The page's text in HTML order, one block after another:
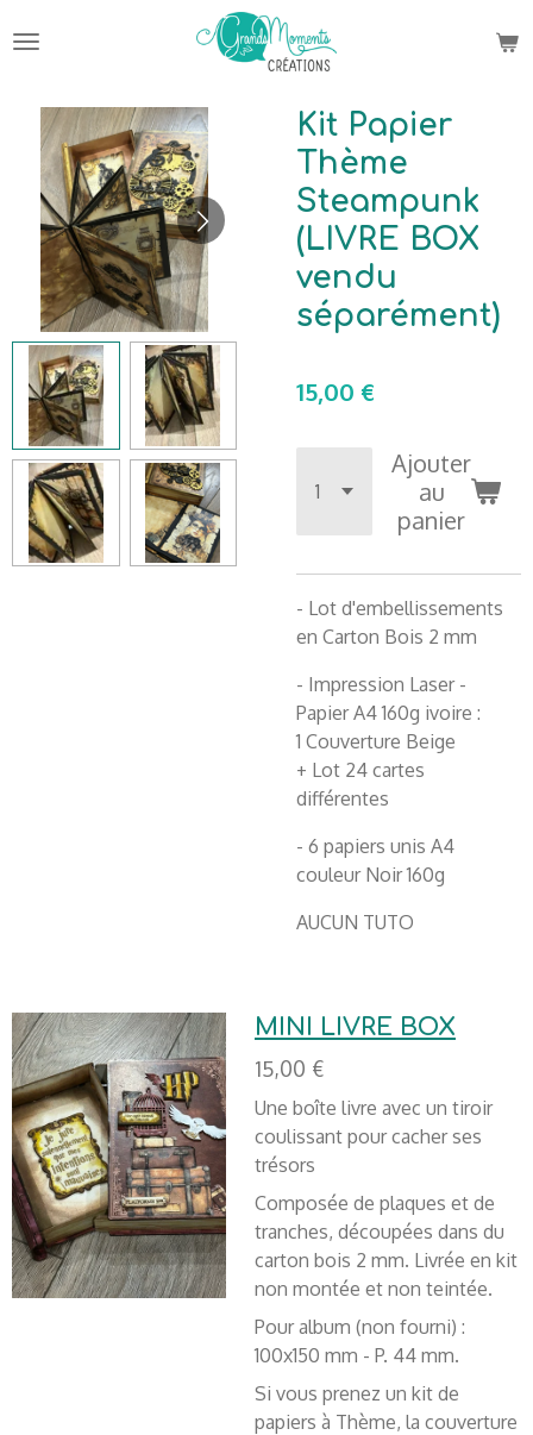
au
principal
Kit Papier
Thème
Steampunk
(LIVRE BOX
vendu
séparément)
15,00 €
Ajouter
au
panier
- Lot d'embellissements
en Carton Bois 2 mm
- Impression Laser -
Papier A4 160g ivoire :
1 Couverture Beige
+ Lot 24 cartes
différentes
- 6 papiers unis A4
couleur Noir 160g
AUCUN TUTO
MINI LIVRE BOX
15,00 €
Une boîte livre avec un tiroir
coulissant pour cacher ses
trésors
Composée de plaques et de
tranches, découpées dans du
carton bois 2 mm. Livrée en kit
non montée et non teintée.
Pour album (non fourni) :
100x150 mm - P. 44 mm.
Si vous prenez un kit de
papiers à Thème, la couverture